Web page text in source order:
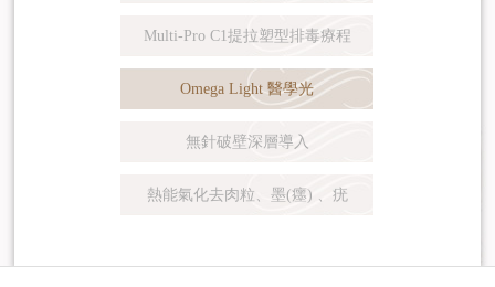
Multi-Pro C1提拉塑型排毒療程
Omega Light 醫學光
無針破壁深層導入
熱能氣化去肉粒、墨(癦) 、疣